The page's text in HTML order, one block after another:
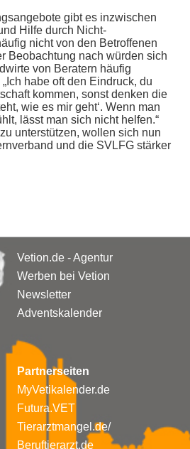
gibt es inzwischen
Hilfe durch Nicht-
nicht von den Betroffenen
Beobachtung nach würden sich
von Beratern häufig
habe oft den Eindruck, du
kommen, sonst denken die
wie es mir geht‘. Wenn man
lässt man sich nicht helfen.“
unterstützen, wollen sich nun
und die SVLFG stärker
Vetion.de - Agentur
Werben bei Vetion
Newsletter
Adventskalender
Partnerseiten
MyVetikalender.de
Futura.VET
Tierarztmangel.de/
Beruftierarzt.de